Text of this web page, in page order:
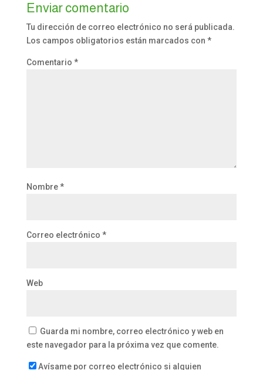
Enviar comentario
Tu dirección de correo electrónico no será publicada.
Los campos obligatorios están marcados con *
Comentario *
Nombre*
Correo electrónico *
Web
Guarda mi nombre, correo electrónico y web en
este navegador para la próxima vez que comente.
Avísame por correo electrónico si alguien